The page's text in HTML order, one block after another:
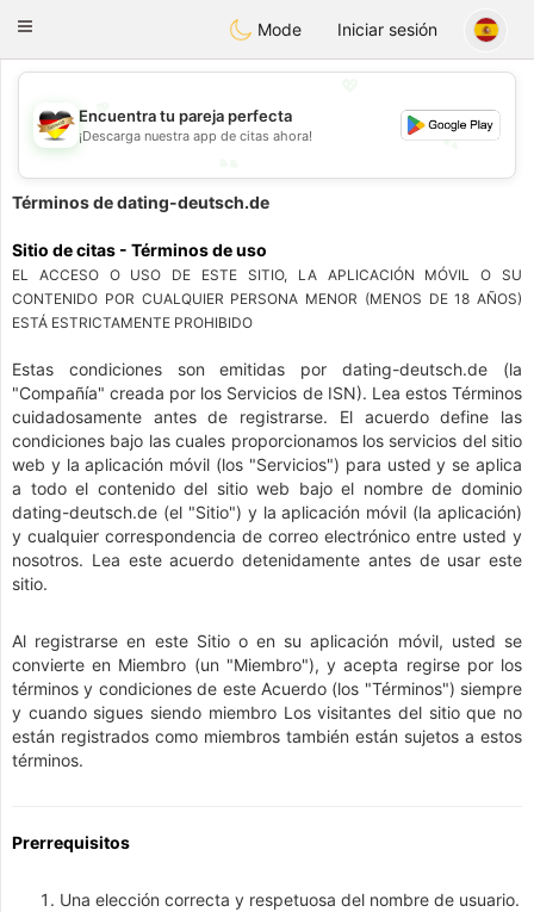
DeutschDating
Toggle
Mode Iniciar sesión
💕
💕
Encuentra tu pareja perfecta
¡Descarga nuestra app de citas ahora!
Términos de dating-deutsch.de
Sitio de citas - Términos de uso
EL ACCESO O USO DE ESTE SITIO, LA APLICACIÓN MÓVIL O SU
CONTENIDO POR CUALQUIER PERSONA MENOR (MENOS DE 18 AÑOS)
ESTÁ ESTRICTAMENTE PROHIBIDO
Estas condiciones son emitidas por dating-deutsch.de (la
"Compañía" creada por los Servicios de ISN). Lea estos Términos
cuidadosamente antes de registrarse. El acuerdo define las
condiciones bajo las cuales proporcionamos los servicios del sitio
web y la aplicación móvil (los "Servicios") para usted y se aplica
a todo el contenido del sitio web bajo el nombre de dominio
dating-deutsch.de (el "Sitio") y la aplicación móvil (la aplicación)
y cualquier correspondencia de correo electrónico entre usted y
nosotros. Lea este acuerdo detenidamente antes de usar este
sitio.
Al registrarse en este Sitio o en su aplicación móvil, usted se
convierte en Miembro (un "Miembro"), y acepta regirse por los
términos y condiciones de este Acuerdo (los "Términos") siempre
y cuando sigues siendo miembro Los visitantes del sitio que no
están registrados como miembros también están sujetos a estos
términos.
Prerrequisitos
Una elección correcta y respetuosa del nombre de usuario.